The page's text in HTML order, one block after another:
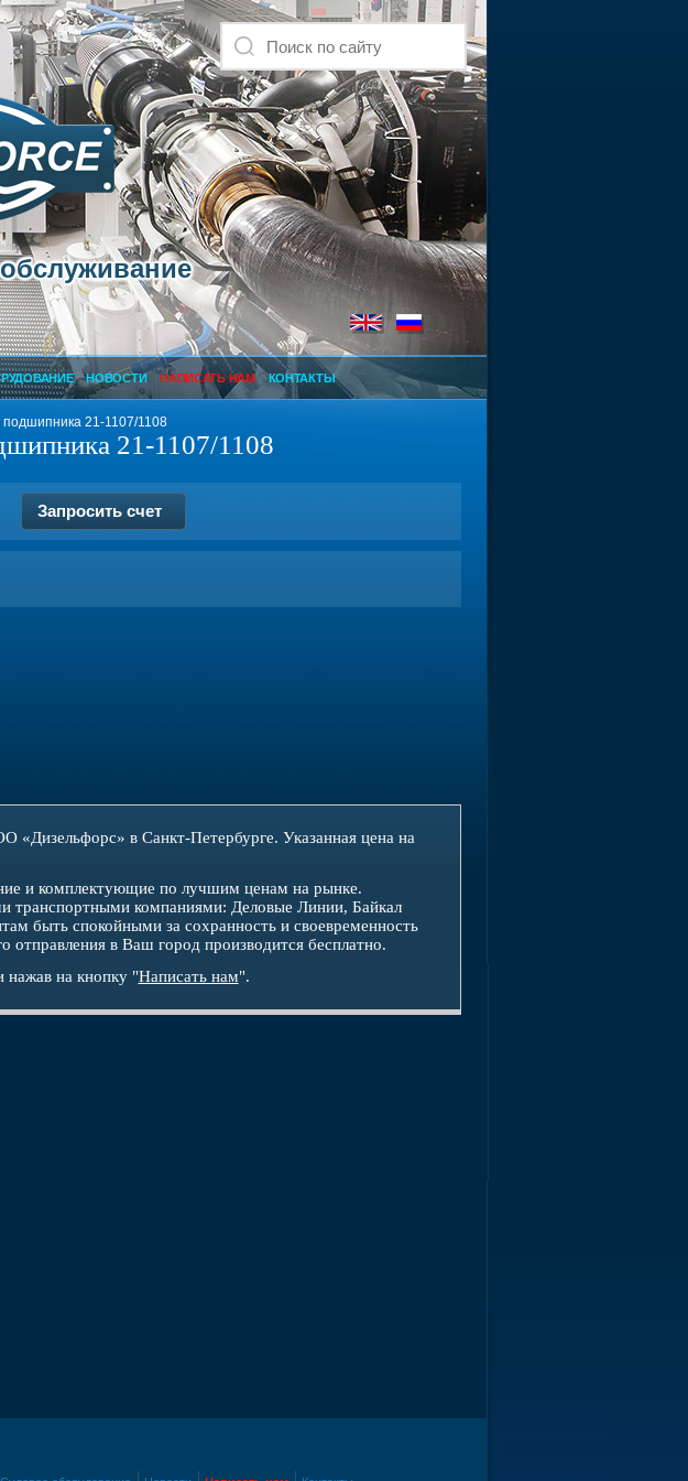
НОВОСТИ НАПИСАТЬ НАМ КОНТАКТЫ
21-1107/1108
21-1107/1108
Запросить счет
в Санкт-Петербурге. Указанная цена на
и комплектующие по лучшим ценам на рынке.
транспортными компаниями: Деловые Линии, Байкал
быть спокойными за сохранность и своевременность
отправления в Ваш город производится бесплатно.
нажав на кнопку "Написать нам".